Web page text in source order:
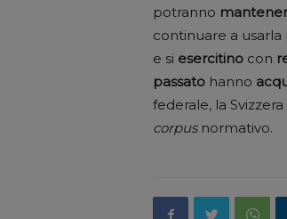
potranno
continuare a
e si esercitino con
passato hanno
federale, la Svizzera
corpusnormativo.